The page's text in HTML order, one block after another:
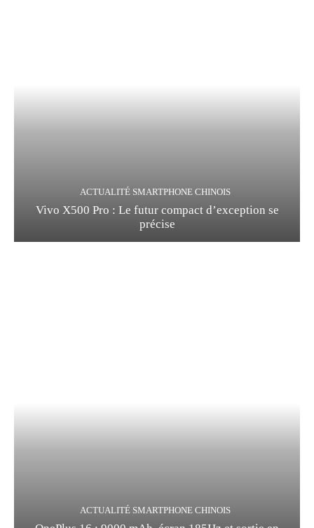
ACTUALITÉ SMARTPHONE CHINOIS
Vivo X500 Pro : Le futur compact d’exception se
précise
ACTUALITÉ SMARTPHONE CHINOIS